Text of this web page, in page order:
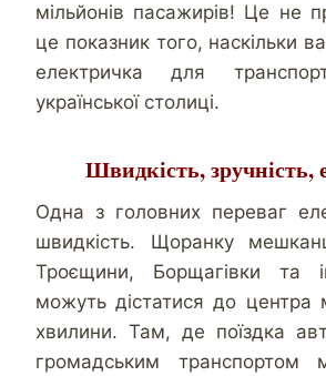
мільйонів пасажирів! Це не
це показник того, наскільки
електричка для
української столиці.
Швидкість, зручність,
Одна з головних переваг
швидкість. Щоранку
Троєщини, Борщагівки та
можуть дістатися до центра
хвилини. Там, де поїздка
громадським транспортом